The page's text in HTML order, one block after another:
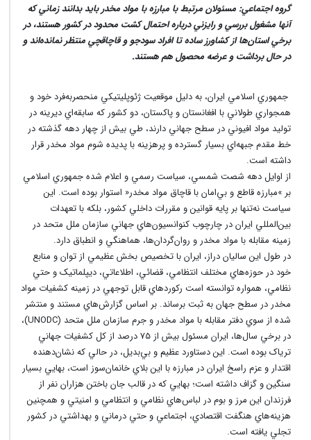
گروه اجتماعي: مسئولان مرتبط با مبارزه با مواد مخدر بايد بدانند زماني که
آنها مشغول بررسي و رايزني درباره احتمال کشت محدود در کشور هستند، در
برخي استان‌ها از کشاورز ساده تا افراد سودجو و قاچاقچي منتظر نمانده‌اند و
در حال برداشت و عرضه محصول هم هستند.
جمهوري اسلامي ايران، به دليل موقعيت ژئوپليتيکي منحصربه‌فرد خود و
همجواري طولاني با افغانستان و پاکستان، دو کشور که سابقه‌اي ديرينه در
توليد مواد افيوني در سطح جهاني دارند، طي بيش از چهار دهه گذشته در
خط مقدم جبهه‌اي بسيار گسترده و پرهزينه با پديده شوم مواد مخدر قرار
داشته است.
از اوايل دهه شصت شمسي، سياست رسمي و اعلام شده جمهوري اسلامي
بر »مبارزه قاطع و بي‌امان با قاچاق مواد مخدر« استوار بوده است. اين
سياست نه‌تنها بر پايه قوانين و مقررات داخلي کشور، بلکه با تعهدات
بين‌المللي ايران در چارچوب کنوانسيون‌هاي جهاني سازمان ملل متحد در
زمينه مقابله با مواد مخدر و روان‌گردان‌ها، هماهنگي و انطباق دارد.
در طول اين ساليان دراز، ايران با تخصيص بخش عظيمي از توان و منابع
خود در حوزه‌هاي مختلف انتظامي، قضائي، اطلاعاتي، ديپلماتيک و حتي
نظامي، همواره توانسته است رکوردهاي قابل توجهي در زمينه کشفيات مواد
مخدر در سطح جهان به ثبت برساند. بر اساس گزارش‌هاي مستند و منتشر
شده از سوي دفتر مقابله با مواد مخدر و جرم سازمان ملل متحد (UNODC)،
در برخي سال‌ها، ايران مسئول بيش از 75 درصد از کل کشفيات جهاني
ترياک بوده است. اين دستاورد عظيم و بي‌بديل، در حالي که نشان‌دهنده
اقتدار و عزم راسخ ايران در مبارزه با اين بلاي خانمان‌سوز است، بهايي بسيار
سنگين و گزاف داشته است؛ بهايي که در قالب جان باختن هزاران نفر از
فرزندان اين مرز و بوم در لباس‌هاي نظامي و انتظامي و امنيتي و همچنين
هزينه‌هاي هنگفت اقتصادي، اجتماعي و حتي درماني و بهداشتي در کشور
تجلي يافته است.